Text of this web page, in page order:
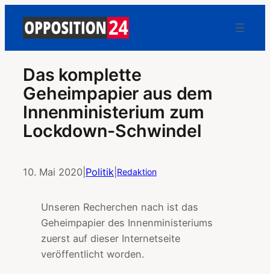
Das komplette
Geheimpapier aus dem
Innenministerium zum
Lockdown-Schwindel
10. Mai 2020 Politik Redaktion
Unseren Recherchen nach ist das
Geheimpapier des Innenministeriums
zuerst auf dieser Internetseite
veröffentlicht worden.